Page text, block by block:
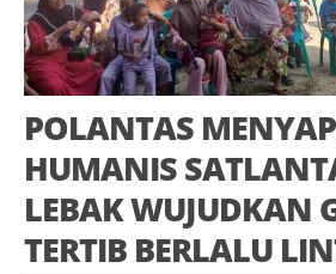
POLANTAS
HUMANIS
LEBAK WUJUDKAN
TERTIB BERLALU